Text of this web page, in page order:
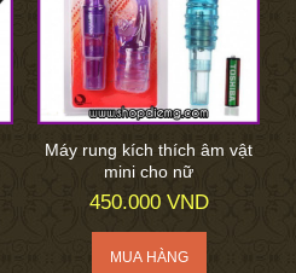
Máy rung kích thích âm vật
mini cho nữ
450.000 VND